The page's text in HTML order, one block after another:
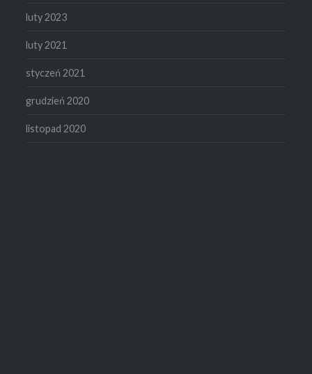
luty 2023
luty 2021
styczeń 2021
grudzień 2020
listopad 2020